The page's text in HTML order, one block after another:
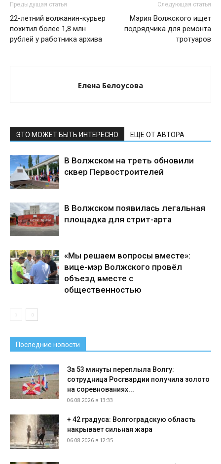
Предыдущая статья
22-летний волжанин-курьер
похитил более 1,8 млн
рублей у работника архива
Следующая статья
Мэрия Волжского ищет
подрядчика для ремонта
тротуаров
Елена Белоусова
ЭТО МОЖЕТ БЫТЬ ИНТЕРЕСНО ЕЩЕ ОТ АВТОРА
В Волжском на треть обновили
сквер Первостроителей
В Волжском появилась легальная
площадка для стрит-арта
«Мы решаем вопросы вместе»:
вице-мэр Волжского провёл
объезд вместе с
общественностью
Последние новости
За 53 минуты переплыла Волгу:
сотрудница Росгвардии получила золото
на соревнованиях...
06.08.2026 в 13:33
+ 42 градуса: Волгоградскую область
накрывает сильная жара
06.08.2026 в 12:35